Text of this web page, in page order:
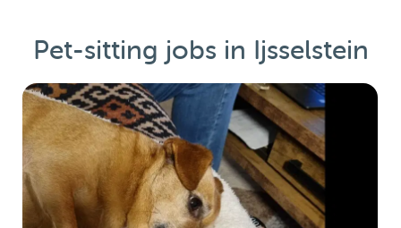
Pet-sitting jobs in Ijsselstein